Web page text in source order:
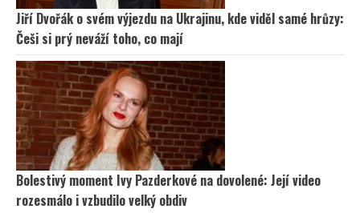
Jiří Dvořák o svém výjezdu na Ukrajinu, kde viděl samé hrůzy:
Češi si prý neváží toho, co mají
Bolestivý moment Ivy Pazderkové na dovolené: Její video
rozesmálo i vzbudilo velký obdiv